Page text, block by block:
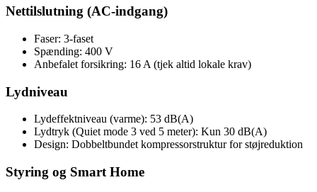
Nettilslutning (AC-indgang)
Faser: 3-faset
Spænding: 400 V
Anbefalet forsikring: 16 A (tjek altid lokale krav)
Lydniveau
Lydeffektniveau (varme): 53 dB(A)
Lydtryk (Quiet mode 3 ved 5 meter): Kun 30 dB(A)
Design: Dobbeltbundet kompressorstruktur for støjreduktion
Styring og Smart Home